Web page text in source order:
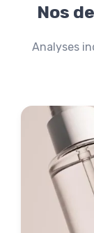
Nos
Analyses